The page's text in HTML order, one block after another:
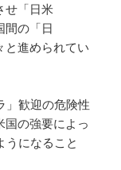
せ「日米
間の「日
と進められてい
」歓迎の危険性
国の強要によっ
うになること